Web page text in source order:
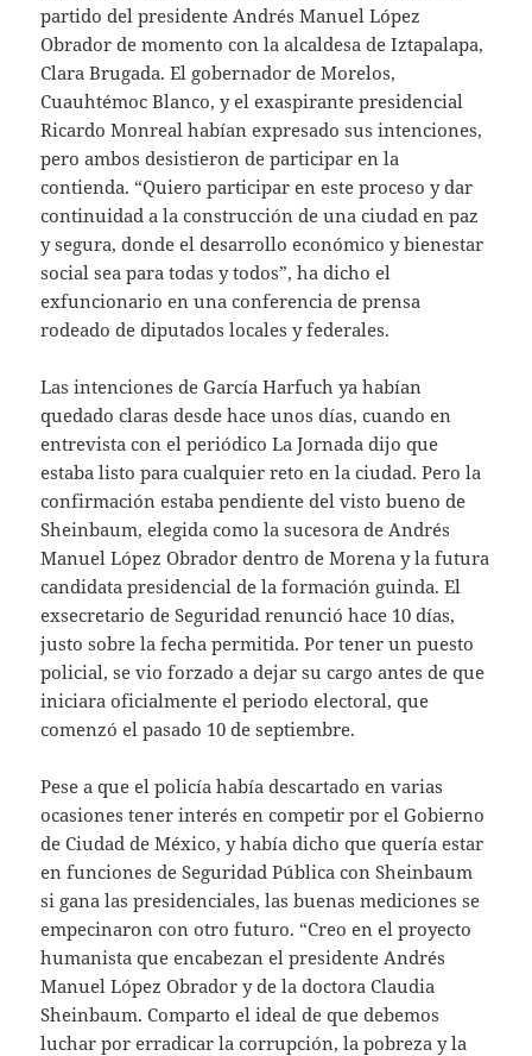
partido del presidente Andrés Manuel López
Obrador de momento con la alcaldesa de Iztapalapa,
Clara Brugada. El gobernador de Morelos,
Cuauhtémoc Blanco, y el exaspirante presidencial
Ricardo Monreal habían expresado sus intenciones,
pero ambos desistieron de participar en la
contienda. “Quiero participar en este proceso y dar
continuidad a la construcción de una ciudad en paz
y segura, donde el desarrollo económico y bienestar
social sea para todas y todos”, ha dicho el
exfuncionario en una conferencia de prensa
rodeado de diputados locales y federales.
Las intenciones de García Harfuch ya habían
quedado claras desde hace unos días, cuando en
entrevista con el periódico La Jornada dijo que
estaba listo para cualquier reto en la ciudad. Pero la
confirmación estaba pendiente del visto bueno de
Sheinbaum, elegida como la sucesora de Andrés
Manuel López Obrador dentro de Morena y la futura
candidata presidencial de la formación guinda. El
exsecretario de Seguridad renunció hace 10 días,
justo sobre la fecha permitida. Por tener un puesto
policial, se vio forzado a dejar su cargo antes de que
iniciara oficialmente el periodo electoral, que
comenzó el pasado 10 de septiembre.
Pese a que el policía había descartado en varias
ocasiones tener interés en competir por el Gobierno
de Ciudad de México, y había dicho que quería estar
en funciones de Seguridad Pública con Sheinbaum
si gana las presidenciales, las buenas mediciones se
empecinaron con otro futuro. “Creo en el proyecto
humanista que encabezan el presidente Andrés
Manuel López Obrador y de la doctora Claudia
Sheinbaum. Comparto el ideal de que debemos
luchar por erradicar la corrupción, la pobreza y la